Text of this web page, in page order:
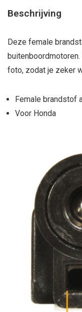
Beschrijving
Deze female
foto, zodat je zeker
Female brandstof
Voor Honda